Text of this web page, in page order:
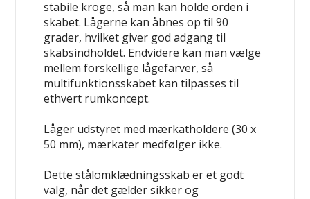
stabile kroge, så man kan holde orden i
skabet. Lågerne kan åbnes op til 90
grader, hvilket giver god adgang til
skabsindholdet. Endvidere kan man vælge
mellem forskellige lågefarver, så
multifunktionsskabet kan tilpasses til
ethvert rumkoncept.
Låger udstyret med mærkatholdere (30 x
50 mm), mærkater medfølger ikke.
Dette stålomklædningsskab er et godt
valg, når det gælder sikker og